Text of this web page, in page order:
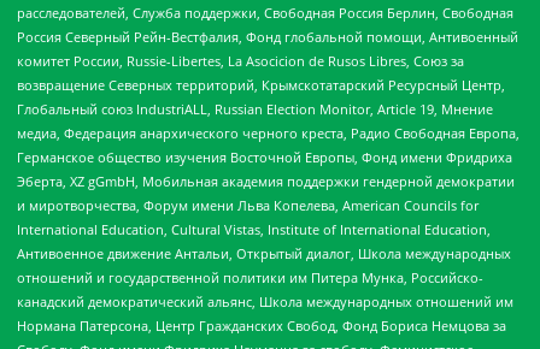
расследователей, Служба поддержки, Свободная Россия Берлин, Свободная
Россия Северный Рейн-Вестфалия, Фонд глобальной помощи, Антивоенный
комитет России, Russie-Libertes, La Asocicion de Rusos Libres, Союз за
возвращение Северных территорий, Крымскотатарский Ресурсный Центр,
Глобальный союз IndustriALL, Russian Election Monitor, Article 19, Мнение
медиа, Федерация анархического черного креста, Радио Свободная Европа,
Германское общество изучения Восточной Европы, Фонд имени Фридриха
Эберта, XZ gGmbH, Мобильная академия поддержки гендерной демократии
и миротворчества, Форум имени Льва Копелева, American Councils for
International Education, Cultural Vistas, Institute of International Education,
Антивоенное движение Антальи, Открытый диалог, Школа международных
отношений и государственной политики им Питера Мунка, Российско-
канадский демократический альянс, Школа международных отношений им
Нормана Патерсона, Центр Гражданских Свобод, Фонд Бориса Немцова за